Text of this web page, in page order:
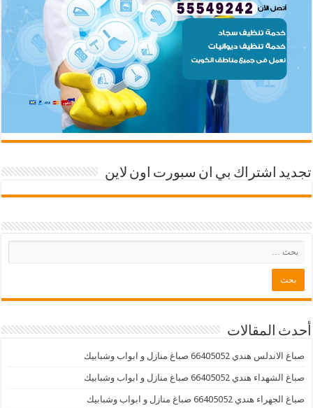
تجديد اشتراك بي ان سبورت اون لاين
أحدث المقالات
صباغ الاندلس هندي 66405052 صباغ منازل و ابواب وشبابيك
صباغ الشهداء هندي 66405052 صباغ منازل و ابواب وشبابيك
صباغ الجهراء هندي 66405052 صباغ منازل و ابواب وشبابيك